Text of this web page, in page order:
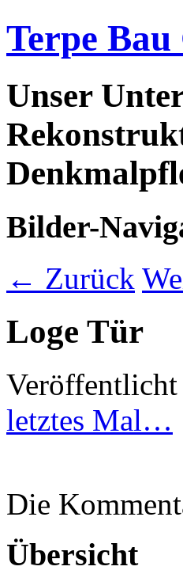
Terpe
Unser
Bilder-
← Zurück
Loge Tür
Veröffentlicht
letztes Mal…
Die
Übersicht